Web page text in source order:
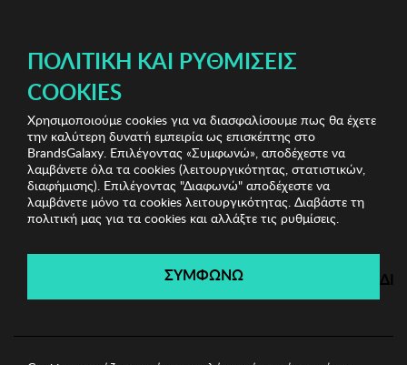
Bags & Sunglasses Bazaar
Γυναικείες Τσάντες
Γυναικεία Τσάντα Ώμου REPLAY
Bags & Sunglasses Bazaar
Λήγει σε: 00ημέρες | 00ώρες 00λεπτά 00δευτ.
ΠΟΛΙΤΙΚΉ ΚΑΙ ΡΥΘΜΊΣΕΙΣ
COOKIES
Χρησιμοποιούμε cookies για να διασφαλίσουμε πως θα έχετε
την καλύτερη δυνατή εμπειρία ως επισκέπτης στο
BrandsGalaxy. Επιλέγοντας «Συμφωνώ», αποδέχεστε να
λαμβάνετε όλα τα cookies (λειτουργικότητας, στατιστικών,
διαφήμισης). Επιλέγοντας "Διαφωνώ" αποδέχεστε να
λαμβάνετε μόνο τα cookies λειτουργικότητας. Διαβάστε τη
πολιτική μας για τα cookies και αλλάξτε τις ρυθμίσεις.
ΣΥΜΦΩΝΩ